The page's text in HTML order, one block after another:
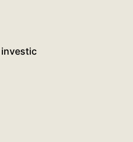
investic